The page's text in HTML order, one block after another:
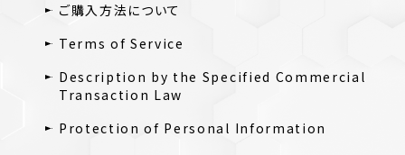
ご購入方法について
Terms of Service
Description by the Specified Commercial
Transaction Law
Protection of Personal Information